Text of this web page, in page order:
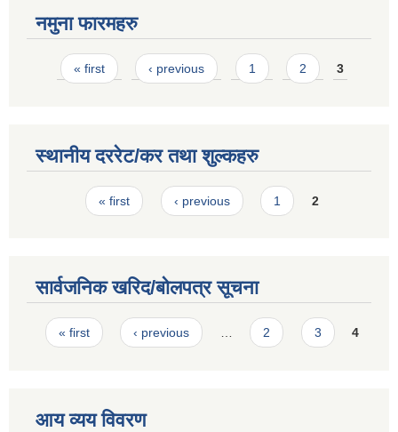
नमुना फारमहरु
Pages
« first ‹ previous 1 2 3
स्थानीय दररेट/कर तथा शुल्कहरु
Pages« first ‹ previous 1 2
सार्वजनिक खरिद/बोलपत्र सूचना
Pages
« first ‹ previous … 2 3 4
आय व्यय विवरण